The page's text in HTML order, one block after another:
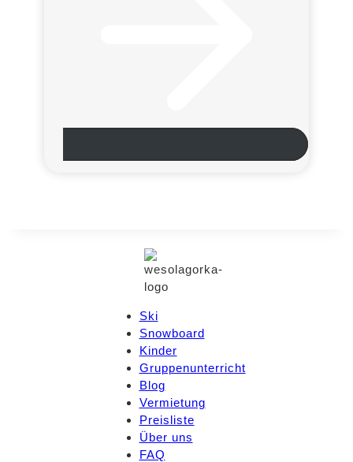
Ski
Snowboard
Kinder
Gruppenunterricht
Blog
Vermietung
Preisliste
Über uns
FAQ